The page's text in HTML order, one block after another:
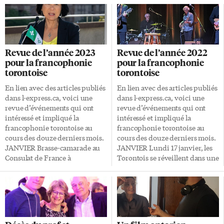
Revue de l’année 2023
pour la francophonie
torontoise
En lien avec des articles publiés
dans l-express.ca, voici une
revue d’événements qui ont
intéressé et impliqué la
francophonie torontoise au
cours des douze derniers mois.
JANVIER Brasse-camarade au
Consulat de France à
personnalités et rumeurs
d’inconduites. Réactions
partagées à la récente
nomination de Michael Tulloch
au poste de juge en chef de
Revue de l’année 2022
pour la francophonie
torontoise
En lien avec des articles publiés
dans l-express.ca, voici une
revue d’événements qui ont
intéressé et impliqué la
francophonie torontoise au
cours des douze derniers mois.
JANVIER Lundi 17 janvier, les
Torontois se réveillent dans une
Chaque hiver, Toronto
s’organise pour assurer la
sécurité des sans-abri, avec des
centaines de lits
supplémentaires dans les